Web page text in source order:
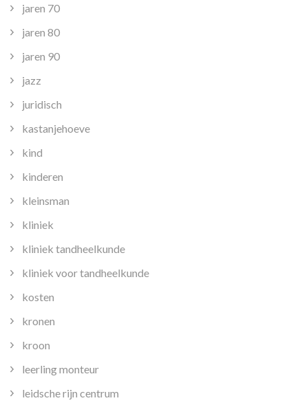
jaren 70
jaren 80
jaren 90
jazz
juridisch
kastanjehoeve
kind
kinderen
kleinsman
kliniek
kliniek tandheelkunde
kliniek voor tandheelkunde
kosten
kronen
kroon
leerling monteur
leidsche rijn centrum